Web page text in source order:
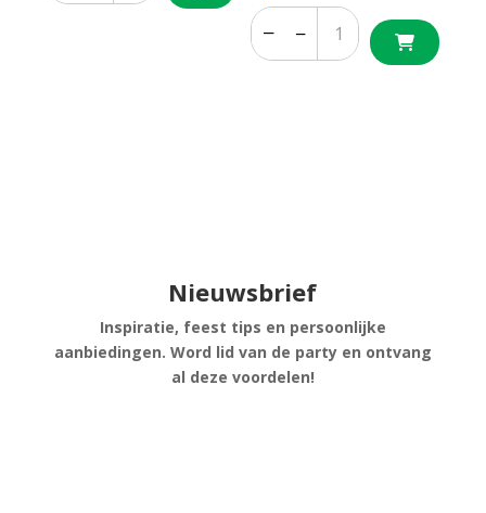
− − + +
Nieuwsbrief
Inspiratie, feest tips en persoonlijke
aanbiedingen. Word lid van de party en ontvang
al deze voordelen!